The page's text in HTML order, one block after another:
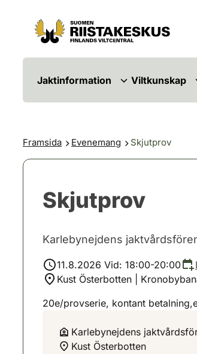
Hoppa till innehåll
Gå till webbplatskartan
Jaktinformation Viltkunskap
Framsida Evenemang Skjutprov
Skjutprov
Karlebynejdens
11.8.2026 Vid: 18:00-20:00
Kust Österbotten |
20e/provserie, kontant
Karlebynejdens
Kust Österbotten